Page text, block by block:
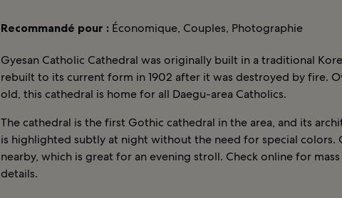
Recommandé pour : Économique, Couples, Photographie
Gyesan Catholic Cathedral was originally built in a traditional
rebuilt to its current form in 1902 after it was destroyed by fire.
old, this cathedral is home for all Daegu-area Catholics.
The cathedral is the first Gothic cathedral in the area, and its
is highlighted subtly at night without the need for special colors.
nearby, which is great for an evening stroll. Check online for
details.